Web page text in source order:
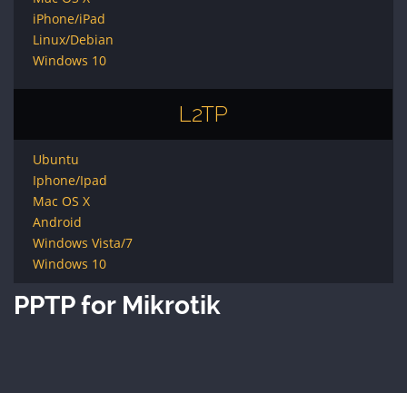
iPhone/iPad
Linux/Debian
Windows 10
L2TP
Ubuntu
Iphone/Ipad
Mac OS X
Android
Windows Vista/7
Windows 10
PPTP for Mikrotik